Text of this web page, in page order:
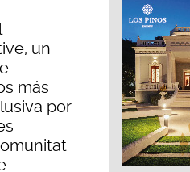
un
más
por